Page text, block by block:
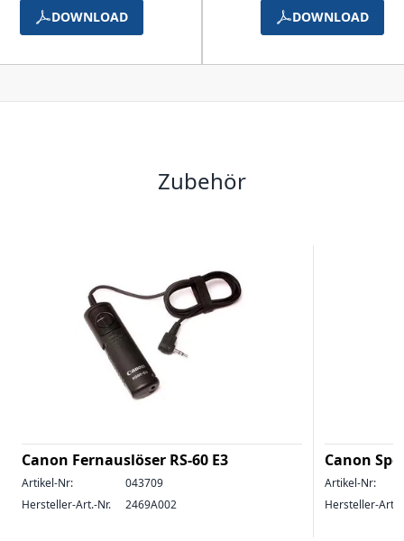
DOWNLOAD
DOWNLOAD
Zubehör
Canon Fernauslöser RS-60 E3
Artikel-Nr:
043709
Hersteller-Art.-Nr.
2469A002
Canon
Artikel-Nr:
Hersteller-Art.-